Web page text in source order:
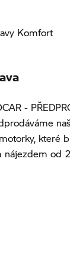
Komfort
-
které
nájezdem od